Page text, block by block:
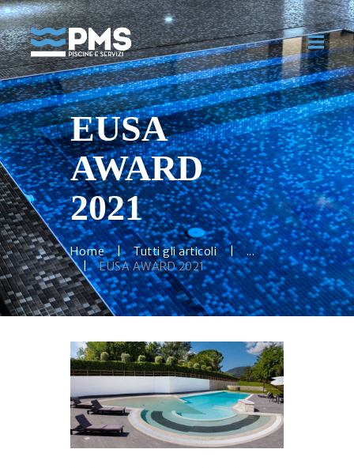
EUSA
AWARD
2021
Home Tutti gli articoli
...
EUSA AWARD 2021
HOME
CHI SIAMO
PISCINE
MANUTENZIONE
GALLERY
BLOG
CONTATTI